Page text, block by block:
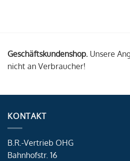
Geschäftskundenshop. Unsere
nicht an Verbraucher!
KONTAKT
B.R.-Vertrieb OHG
Bahnhofstr. 16